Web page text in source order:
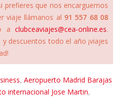
prefieres que nos encarguemos
viaje llámanos al 91 557 68 08
a clubceaviajes@cea-online.es.
descuentos todo el año ¡viajes
, Aeropuerto Madrid Barajas
internacional Jose Martin,